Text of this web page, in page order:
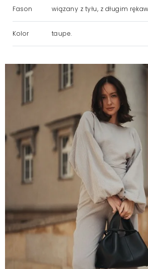
Fason wiązany z tyłu, z długim
Kolor taupe.